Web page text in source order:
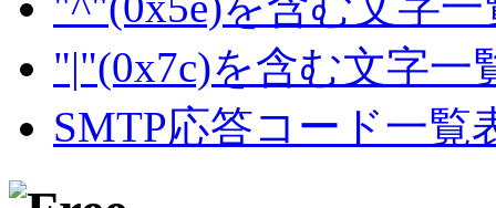
"|"(0x7c)を含む文字一
SMTP応答コード一覧